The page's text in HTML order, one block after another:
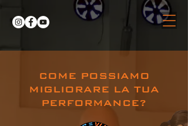
COME POSSIAMO
MIGLIORARE LA TUA
PERFORMANCE?